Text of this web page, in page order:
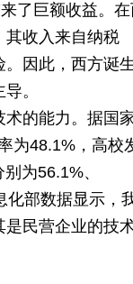
了巨额收益。
其收入来自纳税
因此，西方诞生
。
的能力。据国
为48.1%，高校
为56.1%、
化部数据显示，
是民营企业的技